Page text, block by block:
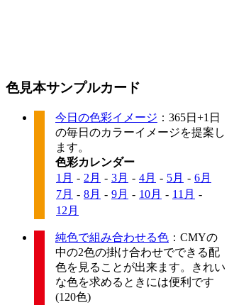
色見本サンプルカード
今日の色彩イメージ ：365日+1日
の毎日のカラーイメージを提案し
ます。
色彩カレンダー
1月 - 2月 - 3月 - 4月 - 5月 - 6月
7月 - 8月 - 9月 - 10月 - 11月 -
12月
純色で組み合わせる色 ：CMYの
中の2色の掛け合わせでできる配
色を見ることが出来ます。きれい
な色を求めるときには便利です
(120色)